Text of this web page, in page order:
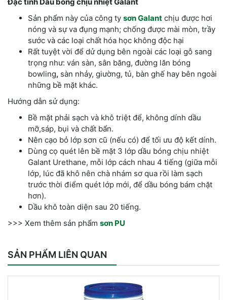
Sản phẩm này của công ty sơn Galant chịu được hơi
nóng và sự va đụng mạnh; chống được mài mòn, trầy
sước và các loại chất hóa học không độc hại
Rất tuyệt vời để dử dụng bên ngoài các loại gỗ sang
trọng như: ván sàn, sân băng, đường lăn bóng
bowling, sàn nhảy, giường, tủ, bàn ghế hay bên ngoài
những bề mặt khác.
Hướng dẫn sử dụng:
Bề mặt phải sạch và khô triệt để, không dính dầu
mỡ,sáp, bụi và chất bẩn.
Nên cạo bỏ lớp sơn cũ (nếu có) để tối ưu độ kết dính.
Dùng cọ quét lên bề mặt 3 lớp dầu bóng chịu nhiệt
Galant Urethane, mỗi lớp cách nhau 4 tiếng (giữa mỗi
lớp, lúc đã khô nên chà nhám sơ qua rồi làm sạch
trước thời điểm quét lớp mới, để dầu bóng bám chặt
hơn).
Dầu khô toàn diện sau 20 tiếng.
>>> Xem thêm sản phẩm sơn PU
SẢN PHẨM LIÊN QUAN